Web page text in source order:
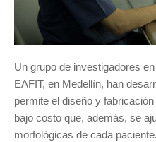
Un grupo de investigadores
EAFIT, en Medellín, han
permite el diseño y
bajo costo que, además, se
morfológicas de cada paciente.